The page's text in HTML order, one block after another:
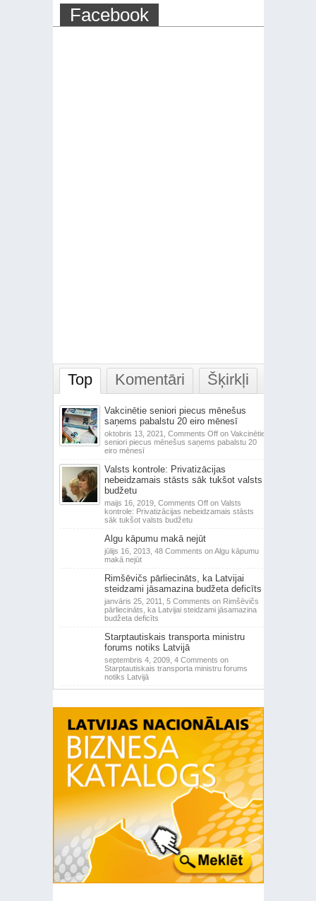
Facebook
Top Komentāri Šķirkļi
Vakcinētie seniori piecus mēnešus
saņems pabalstu 20 eiro mēnesī
oktobris 13, 2021, Comments Offon Vakcinētie
seniori piecus mēnešus saņems pabalstu 20
eiro mēnesī
Valsts kontrole: Privatizācijas
nebeidzamais stāsts sāk tukšot valsts
budžetu
maijs 16, 2019, Comments Offon Valsts
kontrole: Privatizācijas nebeidzamais stāsts
sāk tukšot valsts budžetu
Algu kāpumu makā nejūt
jūlijs 16, 2013, 48 Comments on Algu kāpumu
makā nejūt
Rimšēvičs pārliecināts, ka Latvijai
steidzami jāsamazina budžeta deficīts
janvāris 25, 2011, 5 Comments on Rimšēvičs
pārliecināts, ka Latvijai steidzami jāsamazina
budžeta deficīts
Starptautiskais transporta ministru
forums notiks Latvijā
septembris 4, 2009, 4 Comments on
Starptautiskais transporta ministru forums
notiks Latvijā